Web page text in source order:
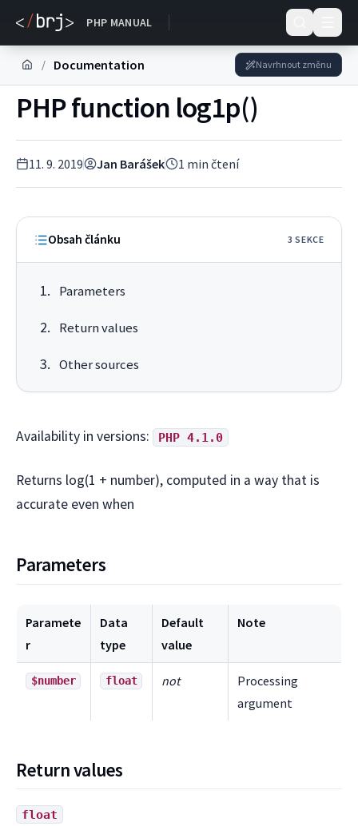
PHP MANUAL
DOKUMENTACE
/ Documentation Navrhnout změnu
PHP function log1p()
11. 9. 2019 Jan Barášek 1 min čtení
Obsah článku 3 SEKCE
Parameters
Return values
Other sources
Availability in versions: PHP 4.1.0
Returns log(1 + number), computed in a way that is
accurate even when
Parameters
Paramete
r
Data
type
Default
value
Note
$number float not
Processing
argument
Return values
float